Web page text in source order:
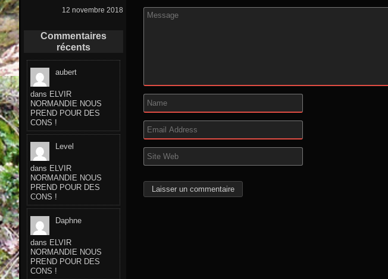
12 novembre 2018
Commentaires
récents
aubert
dans ELVIR
NORMANDIE NOUS
PREND POUR DES
CONS !
Level
dans ELVIR
NORMANDIE NOUS
PREND POUR DES
CONS !
Daphne
dans ELVIR
NORMANDIE NOUS
PREND POUR DES
CONS !